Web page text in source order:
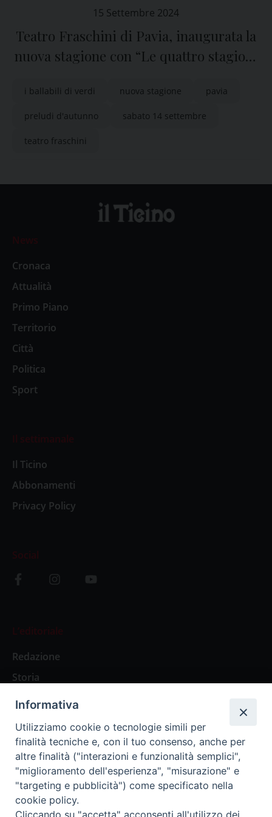
15 Settembre 2024
Teatro Fraschini di Pavia, inaugurata la
nuova stagione con “Le quattro stagioni
i ballabili di verdi nuova stagione pavia
preludi d'autunno sabato 14 settembre
teatro fraschini
News
Cronaca
Attualità
Primo Piano
Territorio
Città
Politica
Sport
Il settimanale
Il Ticino
Abbonamenti
Privacy Policy
Social
L’editoriale
Redazione
Storia
Abbonamenti
Abbonamento Annuale Digitale
Abbonamento Annuale Cartaceo
Abbonamento Singola Copia Digitale
Informativa
Utilizziamo cookie o tecnologie simili per
finalità tecniche e, con il tuo consenso, anche per
altre finalità ("interazioni e funzionalità semplici",
"miglioramento dell'esperienza", "misurazione" e
"targeting e pubblicità") come specificato nella
cookie policy.